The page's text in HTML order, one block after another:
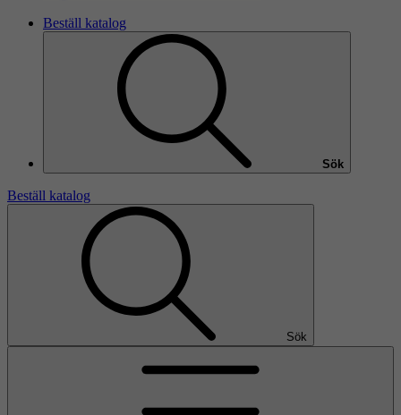
Beställ katalog
Sök
Beställ katalog
Sök